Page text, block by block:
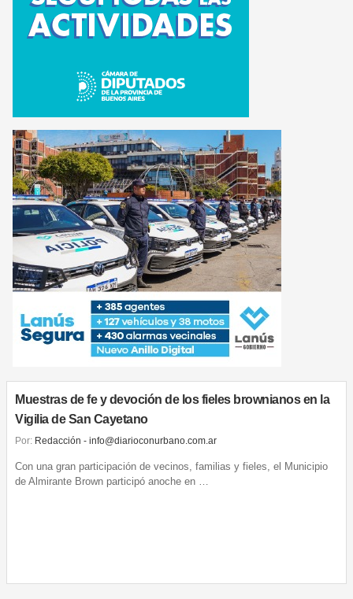
Muestras de fe y devoción de los fieles brownianos en la
Vigilia de San Cayetano
Por: Redacción - info@diarioconurbano.com.ar
Con una gran participación de vecinos, familias y fieles, el Municipio
de Almirante Brown participó anoche en …